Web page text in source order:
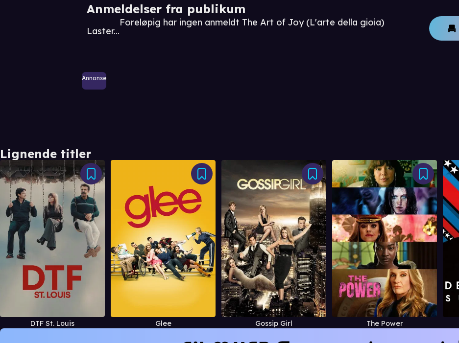
Anmeldelser fra publikum
Laster...
Foreløpig har ingen anmeldt The Art of Joy (L'arte della gioia)
Annonse
Lignende titler
DTF St. Louis Glee Gossip Girl The Power